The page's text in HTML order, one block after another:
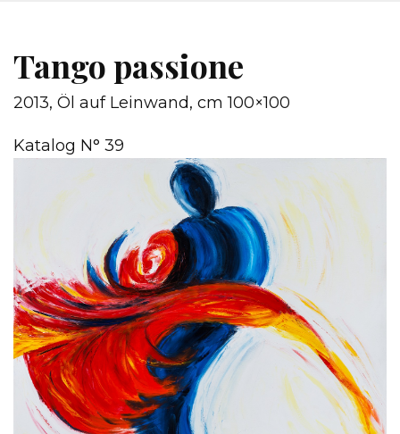
Tango passione
2013, Öl auf Leinwand, cm 100×100
Katalog N° 39